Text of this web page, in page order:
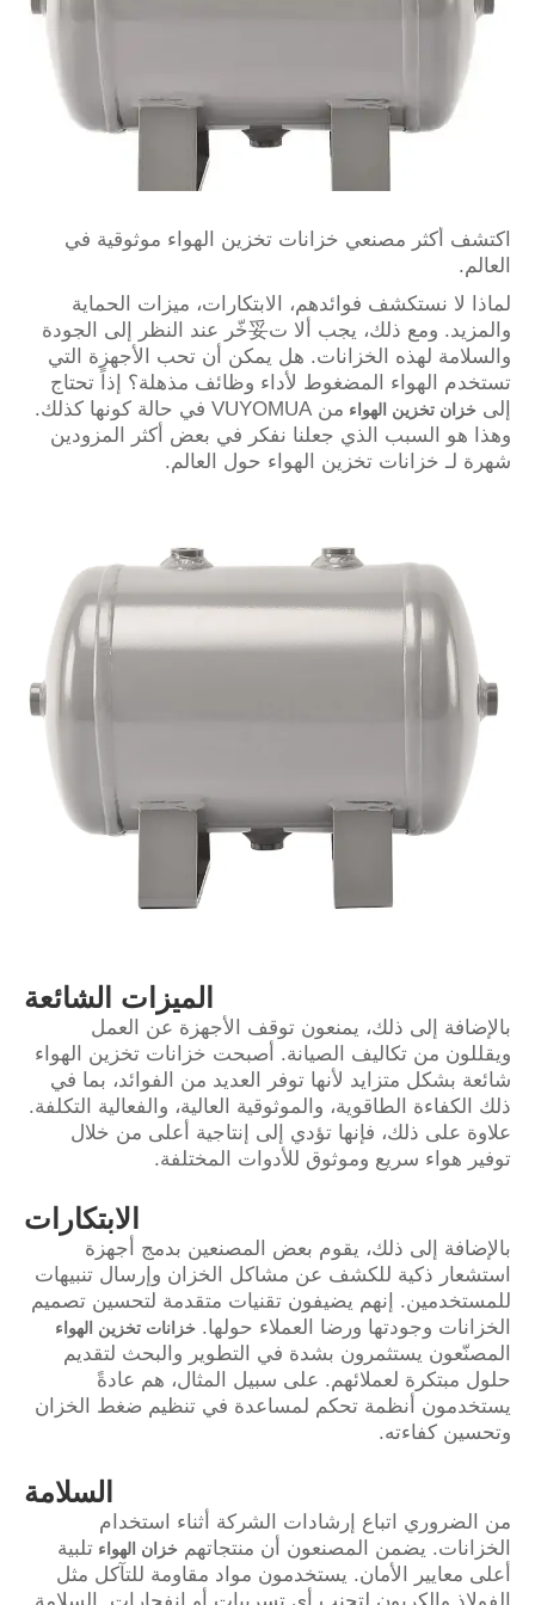
اكتشف أكثر مصنعي خزانات تخزين الهواء موثوقية في
العالم.
لماذا لا نستكشف فوائدهم، الابتكارات، ميزات الحماية
والمزيد. ومع ذلك، يجب ألا ت妥خّر عند النظر إلى الجودة
والسلامة لهذه الخزانات. هل يمكن أن تحب الأجهزة التي
تستخدم الهواء المضغوط لأداء وظائف مذهلة؟ إذاً تحتاج
إلى خزان تخزين الهواء
من VUYOMUA في حالة كونها كذلك.
وهذا هو السبب الذي جعلنا نفكر في بعض أكثر المزودين
شهرة لـ خزانات تخزين الهواء حول العالم.
الميزات الشائعة
بالإضافة إلى ذلك، يمنعون توقف الأجهزة عن العمل
ويقللون من تكاليف الصيانة. أصبحت خزانات تخزين الهواء
شائعة بشكل متزايد لأنها توفر العديد من الفوائد، بما في
ذلك الكفاءة الطاقوية، والموثوقية العالية، والفعالية التكلفة.
علاوة على ذلك، فإنها تؤدي إلى إنتاجية أعلى من خلال
توفير هواء سريع وموثوق للأدوات المختلفة.
الابتكارات
بالإضافة إلى ذلك، يقوم بعض المصنعين بدمج أجهزة
استشعار ذكية للكشف عن مشاكل الخزان وإرسال تنبيهات
للمستخدمين. إنهم يضيفون تقنيات متقدمة لتحسين تصميم
الخزانات وجودتها ورضا العملاء حولها. خزانات تخزين الهواء
المصنّعون يستثمرون بشدة في التطوير والبحث لتقديم
حلول مبتكرة لعملائهم. على سبيل المثال، هم عادةً
يستخدمون أنظمة تحكم لمساعدة في تنظيم ضغط الخزان
وتحسين كفاءته.
السلامة
من الضروري اتباع إرشادات الشركة أثناء استخدام
الخزانات. يضمن المصنعون أن منتجاتهم خزان الهواء تلبية
أعلى معايير الأمان. يستخدمون مواد مقاومة للتآكل مثل
الفولاذ والكربون لتجنب أي تسريبات أو انفجارات. السلامة